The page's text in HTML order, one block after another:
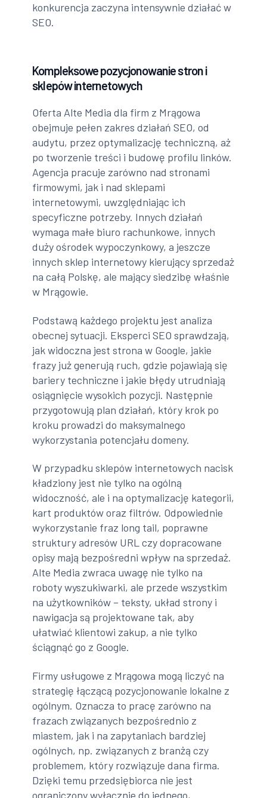
konkurencja zaczyna intensywnie działać w
SEO.
Kompleksowe pozycjonowanie stron i
sklepów internetowych
Oferta Alte Media dla firm z Mrągowa
obejmuje pełen zakres działań SEO, od
audytu, przez optymalizację techniczną, aż
po tworzenie treści i budowę profilu linków.
Agencja pracuje zarówno nad stronami
firmowymi, jak i nad sklepami
internetowymi, uwzględniając ich
specyficzne potrzeby. Innych działań
wymaga małe biuro rachunkowe, innych
duży ośrodek wypoczynkowy, a jeszcze
innych sklep internetowy kierujący sprzedaż
na całą Polskę, ale mający siedzibę właśnie
w Mrągowie.
Podstawą każdego projektu jest analiza
obecnej sytuacji. Eksperci SEO sprawdzają,
jak widoczna jest strona w Google, jakie
frazy już generują ruch, gdzie pojawiają się
bariery techniczne i jakie błędy utrudniają
osiągnięcie wysokich pozycji. Następnie
przygotowują plan działań, który krok po
kroku prowadzi do maksymalnego
wykorzystania potencjału domeny.
W przypadku sklepów internetowych nacisk
kładziony jest nie tylko na ogólną
widoczność, ale i na optymalizację kategorii,
kart produktów oraz filtrów. Odpowiednie
wykorzystanie fraz long tail, poprawne
struktury adresów URL czy dopracowane
opisy mają bezpośredni wpływ na sprzedaż.
Alte Media zwraca uwagę nie tylko na
roboty wyszukiwarki, ale przede wszystkim
na użytkowników – teksty, układ strony i
nawigacja są projektowane tak, aby
ułatwiać klientowi zakup, a nie tylko
ściągnąć go z Google.
Firmy usługowe z Mrągowa mogą liczyć na
strategię łączącą pozycjonowanie lokalne z
ogólnym. Oznacza to pracę zarówno na
frazach związanych bezpośrednio z
miastem, jak i na zapytaniach bardziej
ogólnych, np. związanych z branżą czy
problemem, który rozwiązuje dana firma.
Dzięki temu przedsiębiorca nie jest
ograniczony wyłącznie do jednego,